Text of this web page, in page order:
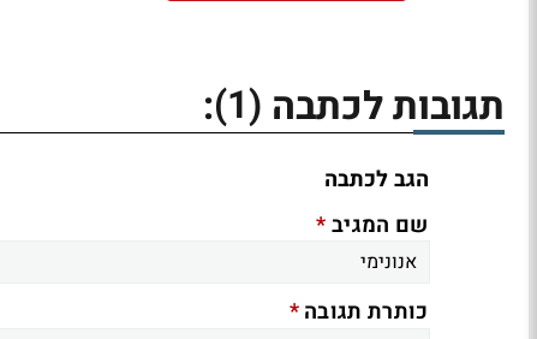
תגובות לכתבה (1)
:
הגב לכתבה
שם המגיב*
כותרת תגובה*